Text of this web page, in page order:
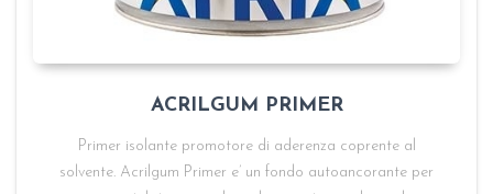
ACRILGUM PRIMER
Primer isolante promotore di aderenza coprente al
solvente. Acrilgum Primer e’ un fondo autoancorante per